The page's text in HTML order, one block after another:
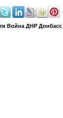
Война ДНР Донбасс